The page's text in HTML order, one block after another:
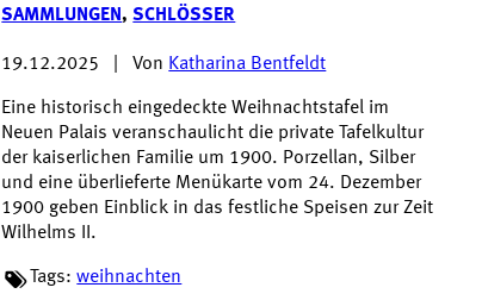
SAMMLUNGEN,SCHLÖSSER
19.12.2025 Von Katharina Bentfeldt
Eine historisch eingedeckte Weihnachtstafel im
Neuen Palais veranschaulicht die private Tafelkultur
der kaiserlichen Familie um 1900. Porzellan, Silber
und eine überlieferte Menükarte vom 24. Dezember
1900 geben Einblick in das festliche Speisen zur Zeit
Wilhelms II.
Tags: weihnachten